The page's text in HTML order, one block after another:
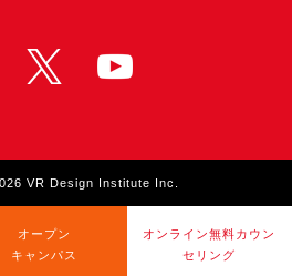
オープン
キャンパス
オンライン無料カウン
セリング
VR Design Institute Inc.